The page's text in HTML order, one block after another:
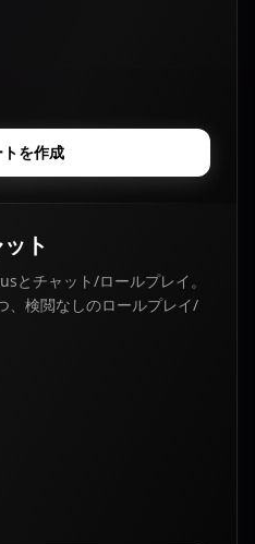
トを作成
ト
とチャット/ロールプレイ。
、検閲なしのロールプレイ/